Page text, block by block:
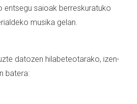
entsegu saioak berreskuratuko
musika gelan.
datozen hilabeteotarako, izen-
batera: